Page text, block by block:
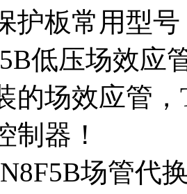
护板常用型
低压场效应
的场效应管
制器！
场管代